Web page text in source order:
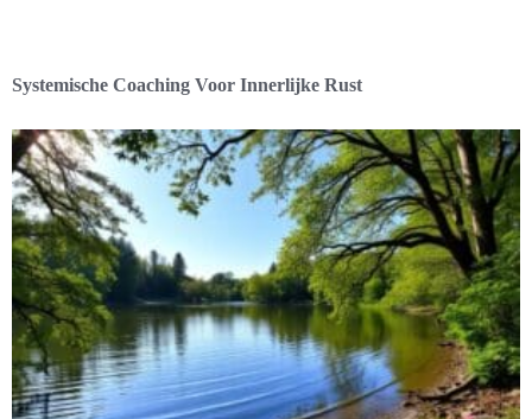
Systemische Coaching Voor Innerlijke Rust